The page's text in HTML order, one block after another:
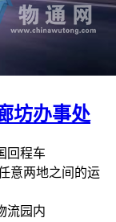
坊办事处
回程车
意两地之间的运
流园内